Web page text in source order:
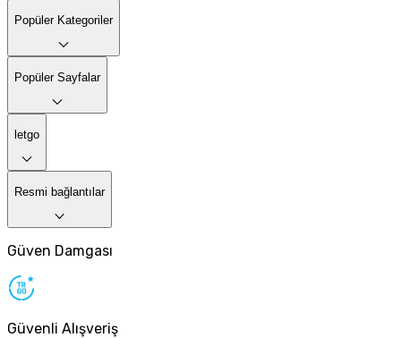
Popüler Kategoriler
Popüler Sayfalar
letgo
Resmi bağlantılar
Güven Damgası
Güvenli Alışveriş